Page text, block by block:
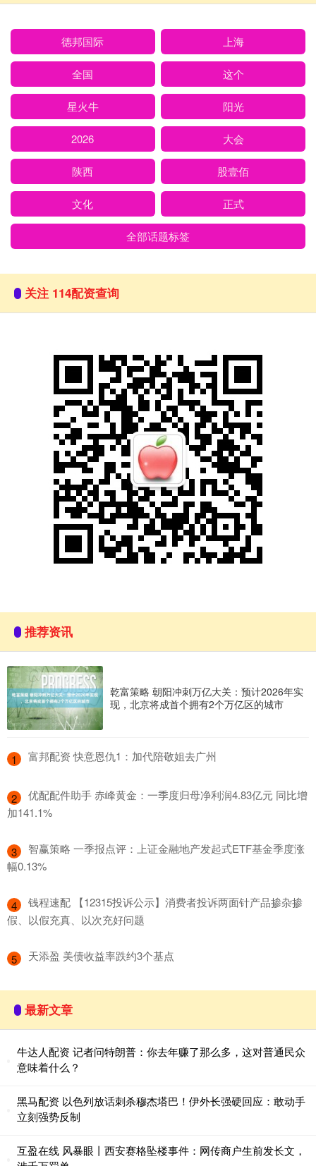
德邦国际 上海
全国 这个
星火牛 阳光
2026 大会
陕西 股壹佰
文化 正式
全部话题标签
关注 114配资查询
推荐资讯
乾富策略 朝阳冲刺万亿大关：预计2026年实
现，北京将成首个拥有2个万亿区的城市
1 ​富邦配资 快意恩仇1：加代陪敬姐去广州
2
​优配配件助手 赤峰黄金：一季度归母净利润4.83亿元 同比增
加141.1%
3
​智赢策略 一季报点评：上证金融地产发起式ETF基金季度涨
幅0.13%
4
​钱程速配 【12315投诉公示】消费者投诉两面针产品掺杂掺
假、以假充真、以次充好问题
5 ​天添盈 美债收益率跌约3个基点
最新文章
牛达人配资 记者问特朗普：你去年赚了那么多，这对普通民众
意味着什么？
黑马配资 以色列放话刺杀穆杰塔巴！伊外长强硬回应：敢动手
立刻强势反制
互盈在线 风暴眼丨西安赛格坠楼事件：网传商户生前发长文，